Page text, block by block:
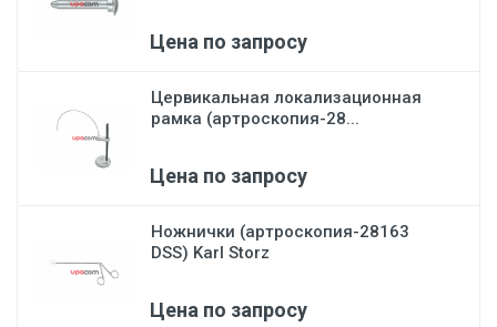
Цена по запросу
Цервикальная локализационная
рамка (артроскопия-28...
Цена по запросу
Ножнички (артроскопия-28163
DSS) Karl Storz
Цена по запросу